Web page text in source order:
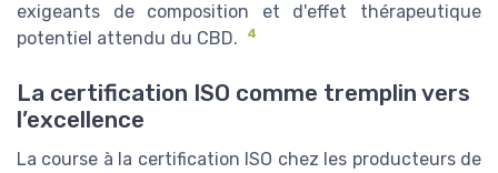
exigeants de composition et d'effet thérapeutique
potentiel attendu du CBD.
4
La certification ISO comme tremplin vers
l’excellence
La course à la certification ISO chez les producteurs de